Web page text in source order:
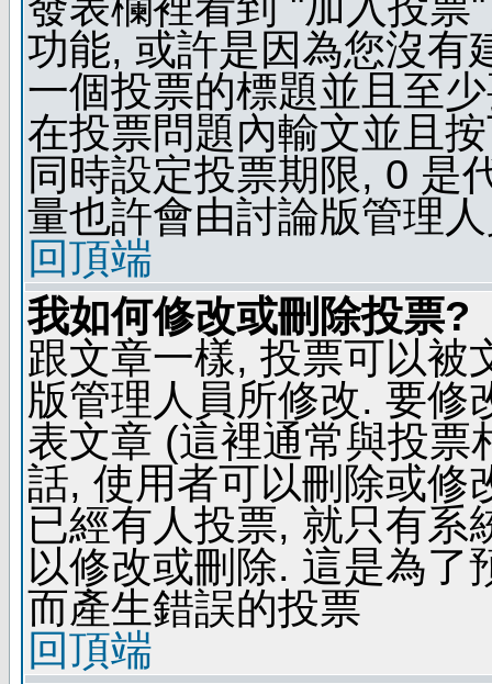
功能, 或許是因為您沒有
一個投票的標題並且至
在投票問題內輸文並且
同時設定投票期限, 0 是
量也許會由討論版管理
回頂端
我如何修改或刪除投票?
跟文章一樣, 投票可以被
版管理人員所修改. 要修
表文章 (這裡通常與投票
話, 使用者可以刪除或修
已經有人投票, 就只有系
以修改或刪除. 這是為了
而產生錯誤的投票
回頂端